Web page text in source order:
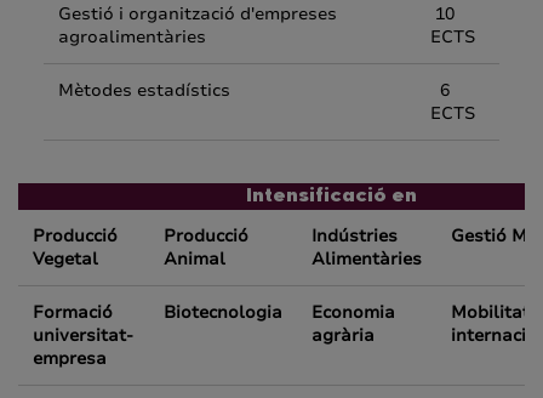
Gestió i organització d'empreses
agroalimentàries
10
ECTS
Mètodes estadístics
6
ECTS
Intensificació en
Producció
Vegetal
Producció
Animal
Indústries
Alimentàries
Gestió
Formació
universitat-
empresa
Biotecnologia
Economia
agrària
Mobilitat